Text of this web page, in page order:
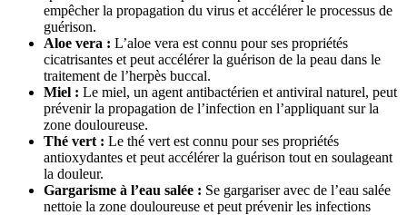
empêcher la propagation du virus et accélérer le processus de
guérison.
Aloe vera : L’aloe vera est connu pour ses propriétés
cicatrisantes et peut accélérer la guérison de la peau dans le
traitement de l’herpès buccal.
Miel : Le miel, un agent antibactérien et antiviral naturel, peut
prévenir la propagation de l’infection en l’appliquant sur la
zone douloureuse.
Thé vert : Le thé vert est connu pour ses propriétés
antioxydantes et peut accélérer la guérison tout en soulageant
la douleur.
Gargarisme à l’eau salée : Se gargariser avec de l’eau salée
nettoie la zone douloureuse et peut prévenir les infections